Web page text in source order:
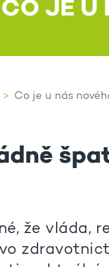
CO JE U
Co je u nás
že vláda,